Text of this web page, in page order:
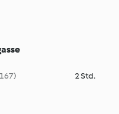
2 Std.